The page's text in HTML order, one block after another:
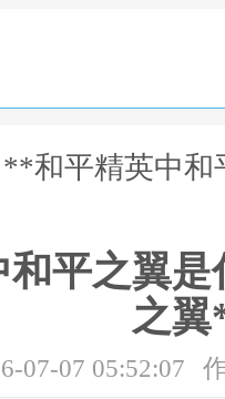
和平精英中和
平之翼
之
07-07 05:52:07